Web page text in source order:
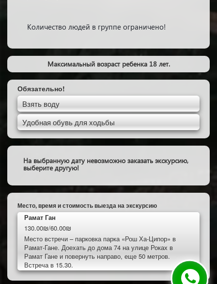
Количество людей в группе ограничено!
Максимальный возраст ребенка 18 лет.
Обязательно!
Взять воду
Удобная обувь для ходьбы
На выбранную дату невозможно заказать экскурсию,
выберите другую!
Место, время и стоимость выезда на экскурсию
Рамат Ган
130.00₪/60.00₪
Место встречи – парковка парка «Рош Ха-Ципор» в
Рамат-Гане. Доехать до дома 74 на улице Роках в
Рамат Гане и повернуть направо, еще 50 метров.
Встреча в 15.30.